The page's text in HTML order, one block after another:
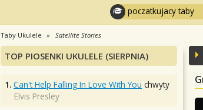
poczatkujacy taby
Taby Ukulele Satellite Stories
TOP PIOSENKI UKULELE (SIERPNIA)
1. Can't Help Falling In Love With You chwyty
Elvis Presley